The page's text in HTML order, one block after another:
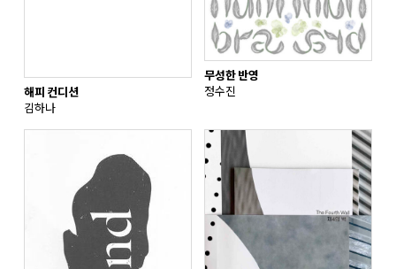
해피 컨디션
김하나
무성한 반영
정수진